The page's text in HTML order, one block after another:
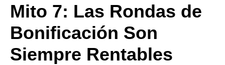
Mito 7: Las Rondas de
Bonificación Son
Siempre Rentables